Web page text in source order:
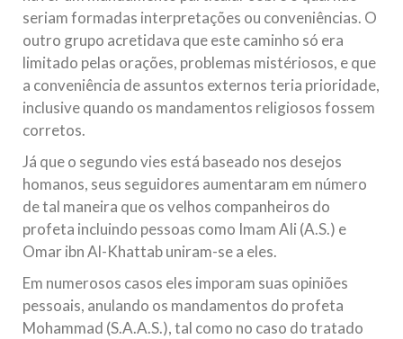
seriam formadas interpretações ou conveniências. O
outro grupo acretidava que este caminho só era
limitado pelas orações, problemas mistériosos, e que
a conveniência de assuntos externos teria prioridade,
inclusive quando os mandamentos religiosos fossem
corretos.
Já que o segundo vies está baseado nos desejos
homanos, seus seguidores aumentaram em número
de tal maneira que os velhos companheiros do
profeta incluindo pessoas como Imam Ali (A.S.) e
Omar ibn Al-Khattab uniram-se a eles.
Em numerosos casos eles imporam suas opiniões
pessoais, anulando os mandamentos do profeta
Mohammad (S.A.A.S.), tal como no caso do tratado